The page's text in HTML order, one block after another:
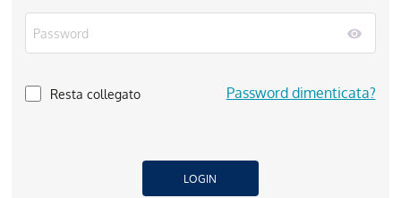
Resta collegato Password dimenticata?